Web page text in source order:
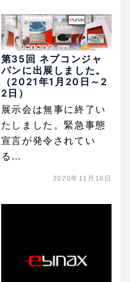
第35回 ネプコンジャ
パンに出展しました。
（2021年1月20日～2
2日）
展示会は無事に終了い
たしました。緊急事態
宣言が発令されてい
る…
2020年11月16日